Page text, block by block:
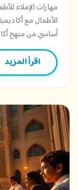
مهارات الإملاء
للأطفال مع
أساسي من منهج
اقرأ المزيد